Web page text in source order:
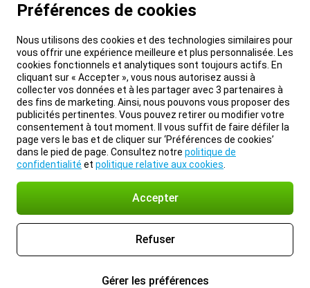
Préférences de cookies
Nous utilisons des cookies et des technologies similaires pour
vous offrir une expérience meilleure et plus personnalisée. Les
cookies fonctionnels et analytiques sont toujours actifs. En
cliquant sur « Accepter », vous nous autorisez aussi à
collecter vos données et à les partager avec 3 partenaires à
des fins de marketing. Ainsi, nous pouvons vous proposer des
publicités pertinentes. Vous pouvez retirer ou modifier votre
consentement à tout moment. Il vous suffit de faire défiler la
page vers le bas et de cliquer sur ‘Préférences de cookies’
dans le pied de page. Consultez notre politique de
confidentialité et politique relative aux cookies
Accepter
Refuser
Gérer les préférences